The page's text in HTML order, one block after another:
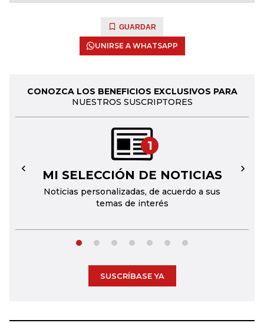
GUARDAR
UNIRSE A WHATSAPP
CONOZCA LOS BENEFICIOS EXCLUSIVOS PARA
NUESTROS SUSCRIPTORES
1
MI SELECCIÓN DE NOTICIAS
Noticias personalizadas, de acuerdo a sus
temas de interés
← →
SUSCRÍBASE YA